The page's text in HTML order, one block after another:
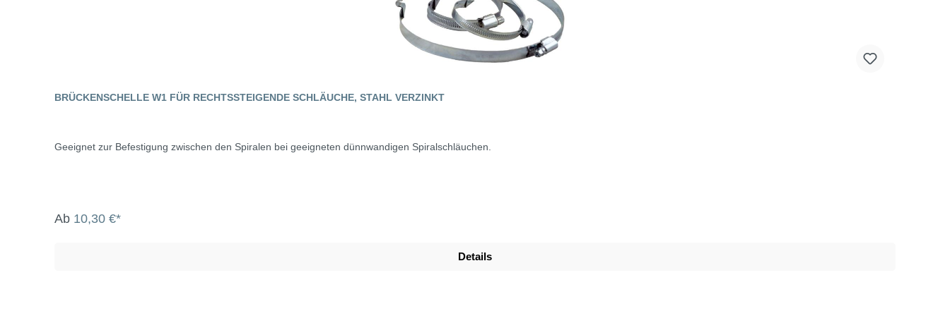
BRÜCKENSCHELLE W1 FÜR RECHTSSTEIGENDE SCHLÄUCHE, STAHL VERZINKT
Geeignet zur Befestigung zwischen den Spiralen bei geeigneten dünnwandigen Spiralschläuchen.
Ab 10,30 €*
Details